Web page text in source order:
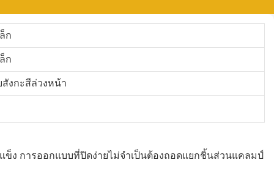
ก
ก
สังกะสีล่วงหน้า
ข็ง การออกแบบที่ปิดง่ายไม่จำเป็นต้องถอดแยกชิ้นส่วนแคลมป์